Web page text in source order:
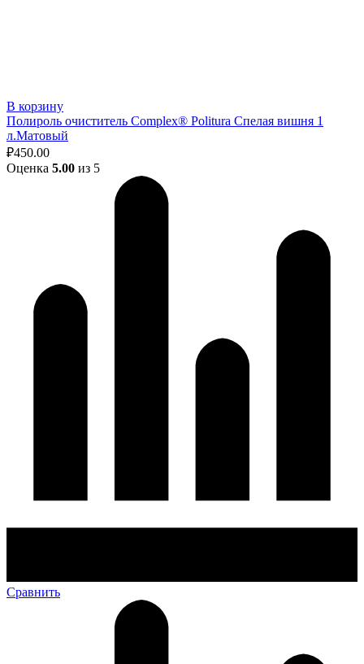
В корзину
Полироль очиститель Complex® Politura Спелая вишня 1
л.Матовый
₽450.00
Оценка 5.00 из 5
Сравнить